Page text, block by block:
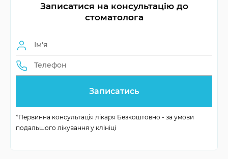
вам не доведеться приховувати. Пропонуємо
відновити вашу посмішку за приємну ціну!
Реабілітація
Протипоказання
імплантація
тільки для простих
випадків
Вік для операції
Обмеження після
Записатися на консультацію до
стоматолога
*Первинна консультація лікаря Безкоштовно - за умови
подальшого лікування у клініці